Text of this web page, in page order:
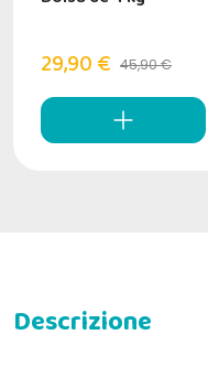
29,90 € 45,90 €